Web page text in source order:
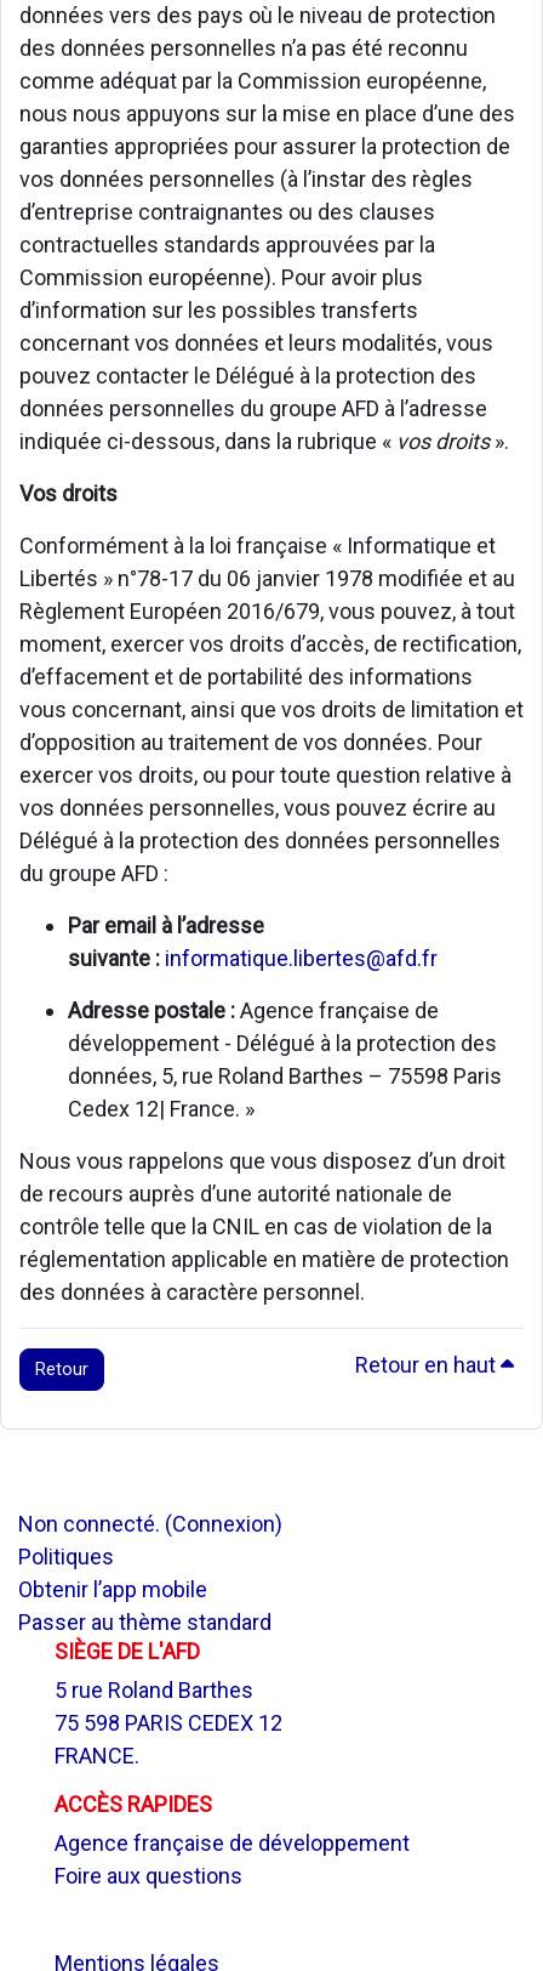
données vers des pays où le niveau de protection
des données personnelles n’a pas été reconnu
comme adéquat par la Commission européenne,
nous nous appuyons sur la mise en place d’une des
garanties appropriées pour assurer la protection de
vos données personnelles (à l’instar des règles
d’entreprise contraignantes ou des clauses
contractuelles standards approuvées par la
Commission européenne). Pour avoir plus
d’information sur les possibles transferts
concernant vos données et leurs modalités, vous
pouvez contacter le Délégué à la protection des
données personnelles du groupe AFD à l’adresse
indiquée ci-dessous, dans la rubrique « vos droits».
Vos droits
Conformément à la loi française « Informatique et
Libertés » n°78-17 du 06 janvier 1978 modifiée et au
Règlement Européen 2016/679, vous pouvez, à tout
moment, exercer vos droits d’accès, de rectification,
d’effacement et de portabilité des informations
vous concernant, ainsi que vos droits de limitation et
d’opposition au traitement de vos données. Pour
exercer vos droits, ou pour toute question relative à
vos données personnelles, vous pouvez écrire au
Délégué à la protection des données personnelles
du groupe AFD :
Par email à l’adresse
suivante : informatique.libertes@afd.fr
Adresse postale :Agence française de
développement - Délégué à la protection des
données, 5, rue Roland Barthes – 75598 Paris
Cedex 12| France. »
Nous vous rappelons que vous disposez d’un droit
de recours auprès d’une autorité nationale de
contrôle telle que la CNIL en cas de violation de la
réglementation applicable en matière de protection
des données à caractère personnel.
Retour Retour en haut
Non connecté. (Connexion)
Politiques
Obtenir l’app mobile
Passer au thème standard
SIÈGE DE L'AFD
5 rue Roland Barthes
75 598 PARIS CEDEX 12
FRANCE.
ACCÈS RAPIDES
Agence française de développement
Foire aux questions
Mentions légales